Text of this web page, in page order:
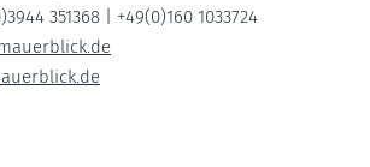
351368 | +49(0)160 1033724